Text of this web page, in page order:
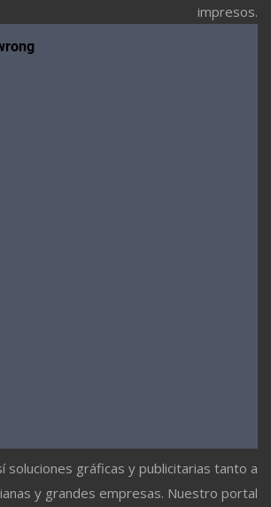
impresos.
soluciones gráficas y publicitarias tanto a
y grandes empresas. Nuestro portal